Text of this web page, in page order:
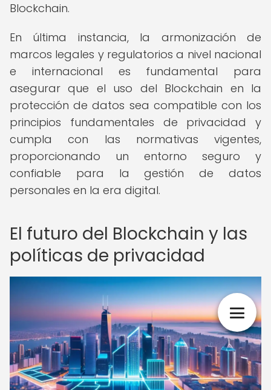
Blockchain.
En última instancia, la armonización de
marcos legales y regulatorios a nivel nacional
e internacional es fundamental para
asegurar que el uso del Blockchain en la
protección de datos sea compatible con los
principios fundamentales de privacidad y
cumpla con las normativas vigentes,
proporcionando un entorno seguro y
confiable para la gestión de datos
personales en la era digital.
El futuro del Blockchain y las
políticas de privacidad